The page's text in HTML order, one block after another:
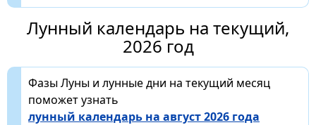
Лунный календарь на текущий,
2026 год
Фазы Луны и лунные дни на текущий месяц
поможет узнать
лунный календарь на август 2026 года